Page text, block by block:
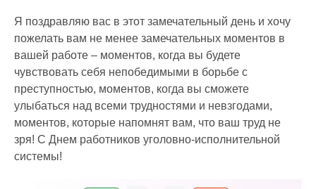
Я поздравляю вас в этот замечательный день и хочу
пожелать вам не менее замечательных моментов в
вашей работе – моментов, когда вы будете
чувствовать себя непобедимыми в борьбе с
преступностью, моментов, когда вы сможете
улыбаться над всеми трудностями и невзгодами,
моментов, которые напомнят вам, что ваш труд не
зря! С Днем работников уголовно-исполнительной
системы!